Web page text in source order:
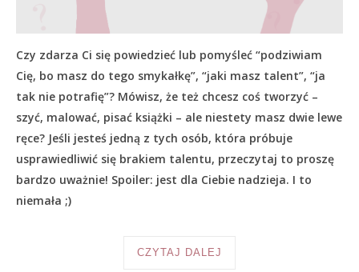
Czy zdarza Ci się powiedzieć lub pomyśleć “podziwiam
Cię, bo masz do tego smykałkę”, “jaki masz talent”, “ja
tak nie potrafię”? Mówisz, że też chcesz coś tworzyć –
szyć, malować, pisać książki – ale niestety masz dwie lewe
ręce? Jeśli jesteś jedną z tych osób, która próbuje
usprawiedliwić się brakiem talentu, przeczytaj to proszę
bardzo uważnie! Spoiler: jest dla Ciebie nadzieja. I to
niemała ;)
CZYTAJ DALEJ